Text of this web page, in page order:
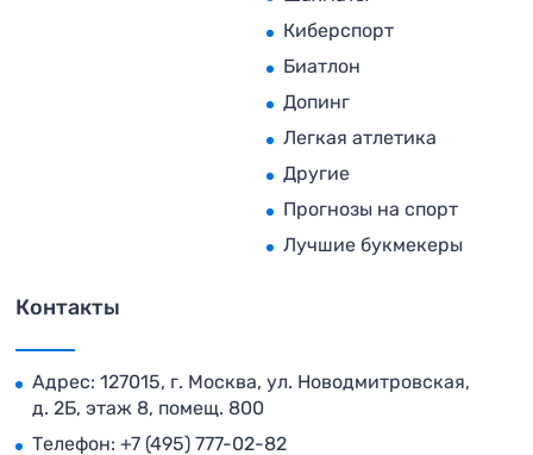
Киберспорт
Биатлон
Допинг
Легкая атлетика
Другие
Прогнозы на спорт
Лучшие букмекеры
Контакты
Адрес: 127015, г. Москва, ул. Новодмитровская,
д. 2Б, этаж 8, помещ. 800
Телефон: +7 (495) 777-02-82